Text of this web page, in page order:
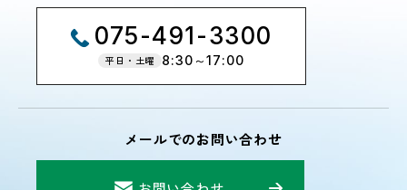
075-491-3300
平日・土曜 8:30～17:00
メールでのお問い合わせ